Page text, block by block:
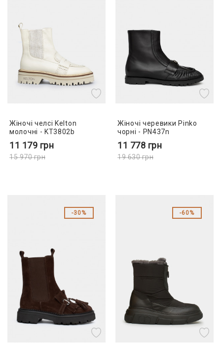
Жіночі челсі Kelton
молочні - KT3802b
11 179 грн
15 970грн
Жіночі черевики Pinko
чорні - PN437n
11 778 грн
19 630грн
30% 60%